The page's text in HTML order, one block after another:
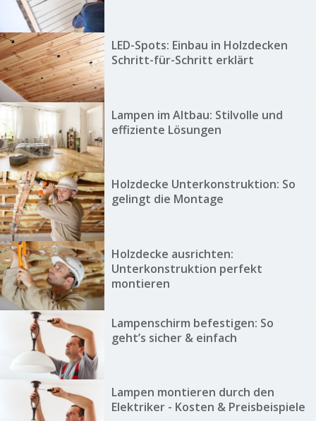
LED-Spots: Einbau in Holzdecken
Schritt-für-Schritt erklärt
Lampen im Altbau: Stilvolle und
effiziente Lösungen
Holzdecke Unterkonstruktion: So
gelingt die Montage
Holzdecke ausrichten:
Unterkonstruktion perfekt
montieren
Lampenschirm befestigen: So
geht’s sicher & einfach
Lampen montieren durch den
Elektriker - Kosten & Preisbeispiele